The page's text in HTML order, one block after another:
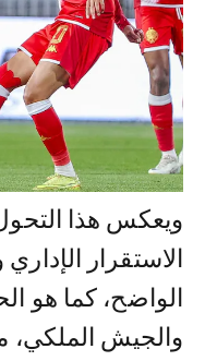
ويعكس هذا
الاستقرار
الواضح، كما هو
والجيش الملكي،